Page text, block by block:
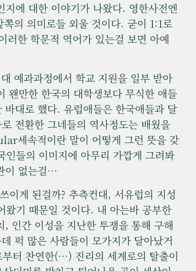
에 대한 이야기가 나왔다. 영한사전엔
쪽의 의미로들 외울 것이다. 굳이 1:1로
한 학문적 역어가 있는걸 보면 아예
예과과정에서 학교 지원을 일부 받아
왠만한 한국의 대학생보다 무식한 애들
대로 했다. 유럽애들은 한국애들과 달
전환한 그네들의 역사정도는 배웠을
세속적이란 말이 어떻게 그런 뜻을 갖
들의 이미지에 아무리 가깝게 그려봐
이 없는걸…
이게 된걸까? 추측컨대, 서유럽의 지성
기 때문일 것이다. 내 아는바 공부한
인간 이성을 지난한 투쟁을 통해 구해
퍽 많은 사람들이 모가지가 달아났거
터 찬연한(…) 진리의 세계로의 탈출이